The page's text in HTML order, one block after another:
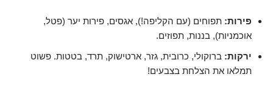
פירות: תפוחים (עם הקליפה!), אגסים, פירות יער (פטל,
אוכמניות), בננות, תפוזים.
ירקות: ברוקולי, כרובית, גזר, ארטישוק, תרד, בטטות. פשוט
תמלאו את הצלחת בצבעים!